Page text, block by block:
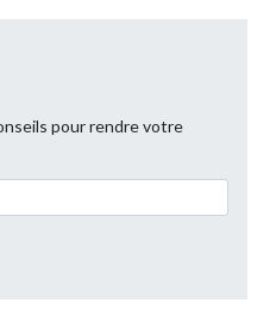
pour rendre votre